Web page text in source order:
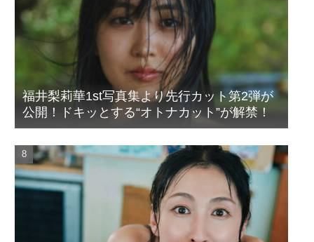
福井梨莉華1st写真集より先行カット第2弾が
公開！ドキッとする“オトナカット”が解禁！